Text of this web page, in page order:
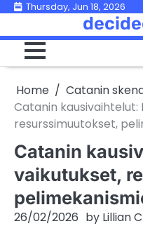
Skip
content
Thursday, Jun 18, 2026
Home
Catanin
Catanin
resurssimuutokset,
Catanin
vaikutukset,
26/02/2026 by Lillian